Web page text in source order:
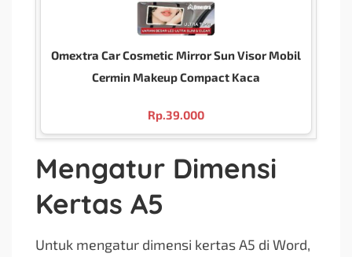
Omextra Car Cosmetic Mirror Sun Visor Mobil
Cermin Makeup Compact Kaca
Rp.39.000
Mengatur Dimensi
Kertas A5
Untuk mengatur dimensi kertas A5 di Word,